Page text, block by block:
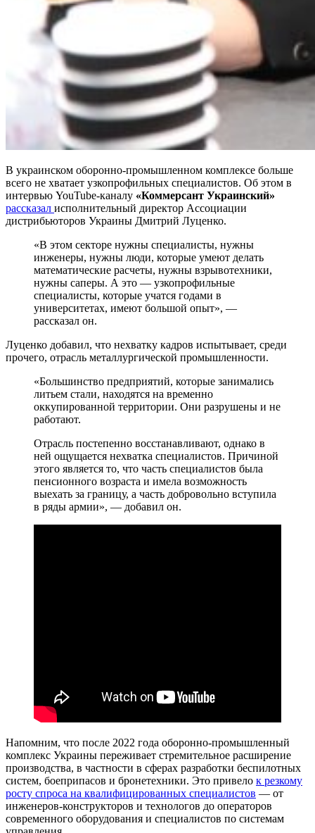
В украинском оборонно-промышленном комплексе больше
всего не хватает узкопрофильных специалистов. Об этом в
интервью YouTube-каналу «Коммерсант Украинский»
рассказал исполнительный директор Ассоциации
дистрибьюторов Украины Дмитрий Луценко.
«В этом секторе нужны специалисты, нужны
инженеры, нужны люди, которые умеют делать
математические расчеты, нужны взрывотехники,
нужны саперы. А это — узкопрофильные
специалисты, которые учатся годами в
университетах, имеют большой опыт», —
рассказал он.
Луценко добавил, что нехватку кадров испытывает, среди
прочего, отрасль металлургической промышленности.
«Большинство предприятий, которые занимались
литьем стали, находятся на временно
оккупированной территории. Они разрушены и не
работают.
Отрасль постепенно восстанавливают, однако в
ней ощущается нехватка специалистов. Причиной
этого является то, что часть специалистов была
пенсионного возраста и имела возможность
выехать за границу, а часть добровольно вступила
в ряды армии», — добавил он.
Напомним, что после 2022 года оборонно-промышленный
комплекс Украины переживает стремительное расширение
производства, в частности в сферах разработки беспилотных
систем, боеприпасов и бронетехники. Это привело к резкому
росту спроса на квалифицированных специалистов — от
инженеров-конструкторов и технологов до операторов
современного оборудования и специалистов по системам